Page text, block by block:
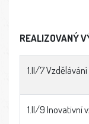
REALIZOVANÝ
1.II/7
1.II/9 Inovativní